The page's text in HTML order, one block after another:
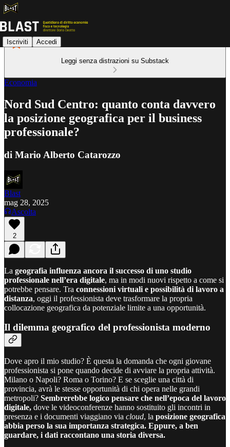
Iscriviti Accedi
Leggi senza distrazioni su Substack
Economia
Nord Sud Centro: quanto conta davvero
la posizione geografica per il business
professionale?
di Mario Alberto Catarozzo
Blast
mag 28, 2025
Ascolta
2
La geografia influenza ancora il successo di uno studio
professionale nell’era digitale, ma in modi nuovi rispetto a come si
potrebbe pensare. Tra connessioni virtuali e possibilità di lavoro a
distanza, oggi il professionista deve trasformare la propria
collocazione geografica da potenziale limite a una opportunità.
Il dilemma geografico del professionista moderno
Dove apro il mio studio? È questa la domanda che ogni giovane
professionista si pone quando decide di avviare la propria attività.
Milano o Napoli? Roma o Torino? E se sceglie una città di
provincia, avrà le stesse opportunità di chi opera nelle grandi
metropoli? Sembrerebbe logico pensare che nell’epoca del lavoro
digitale, dove le videoconferenze hanno sostituito gli incontri in
presenza e i documenti viaggiano via cloud, la posizione geografica
abbia perso la sua importanza strategica. Eppure, a ben
guardare, i dati raccontano una storia diversa.